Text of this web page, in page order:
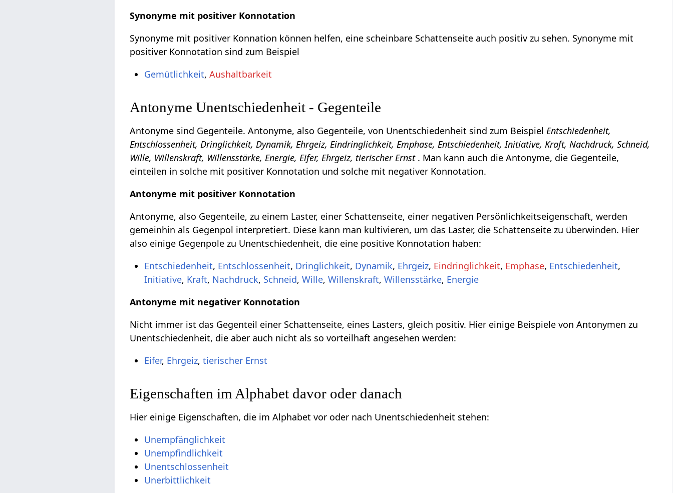
Synonyme mit positiver Konnotation
Synonyme mit positiver Konnation können helfen, eine scheinbare Schattenseite auch positiv zu sehen. Synonyme mit
positiver Konnotation sind zum Beispiel
Gemütlichkeit,Aushaltbarkeit
Antonyme Unentschiedenheit - Gegenteile
Antonyme sind Gegenteile. Antonyme, also Gegenteile, von Unentschiedenheit sind zum Beispiel Entschiedenheit,
Entschlossenheit, Dringlichkeit, Dynamik, Ehrgeiz, Eindringlichkeit, Emphase, Entschiedenheit, Initiative, Kraft, Nachdruck, Schneid,
Wille, Willenskraft, Willensstärke, Energie, Eifer, Ehrgeiz, tierischer Ernst . Man kann auch die Antonyme, die Gegenteile,
einteilen in solche mit positiver Konnotation und solche mit negativer Konnotation.
Antonyme mit positiver Konnotation
Antonyme, also Gegenteile, zu einem Laster, einer Schattenseite, einer negativen Persönlichkeitseigenschaft, werden
gemeinhin als Gegenpol interpretiert. Diese kann man kultivieren, um das Laster, die Schattenseite zu überwinden. Hier
also einige Gegenpole zu Unentschiedenheit, die eine positive Konnotation haben:
Entschiedenheit, Entschlossenheit, Dringlichkeit, Dynamik, Ehrgeiz, Eindringlichkeit, Emphase, Entschiedenheit,
Initiative, Kraft, Nachdruck, Schneid,Wille,Willenskraft,Willensstärke, Energie
Antonyme mit negativer Konnotation
Nicht immer ist das Gegenteil einer Schattenseite, eines Lasters, gleich positiv. Hier einige Beispiele von Antonymen zu
Unentschiedenheit, die aber auch nicht als so vorteilhaft angesehen werden:
Eifer, Ehrgeiz,tierischer Ernst
Eigenschaften im Alphabet davor oder danach
Hier einige Eigenschaften, die im Alphabet vor oder nach Unentschiedenheit stehen:
Unempfänglichkeit
Unempfindlichkeit
Unentschlossenheit
Unerbittlichkeit